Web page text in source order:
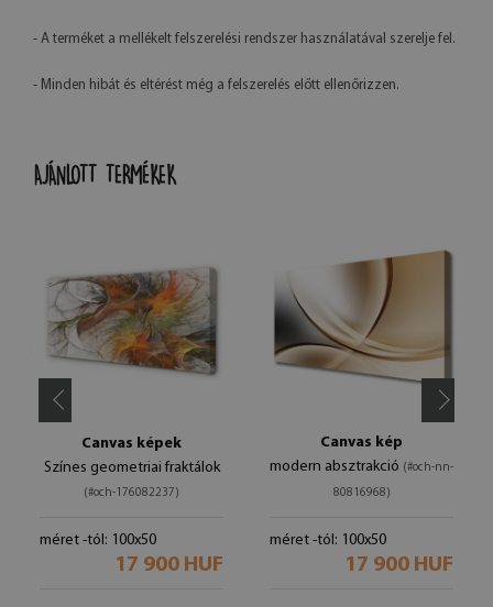
- A terméket a mellékelt felszerelési rendszer használatával szerelje fel.
- Minden hibát és eltérést még a felszerelés előtt ellenőrizzen.
AJÁNLOTT TERMÉKEK
Canvas képek
Színes geometriai fraktálok
(#och-176082237)
méret -tól: 100x50
17 900 HUF
Canvas kép
modern absztrakció (#och-nn-
80816968)
méret -tól: 100x50
17 900 HUF